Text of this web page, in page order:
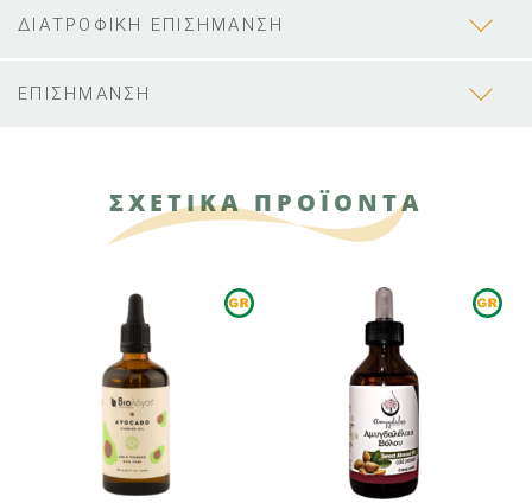
ΔΙΑΤΡΟΦΙΚΗ ΕΠΙΣΗΜΑΝΣΗ
ΕΠΙΣΗΜΑΝΣΗ
ΣΧΕΤΙΚΑ ΠΡΟΪΟΝΤΑ